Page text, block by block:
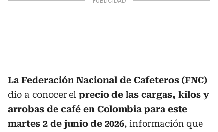
La Federación Nacional de Cafeteros (FNC)
dio a conocer el precio de las cargas, kilos y
arrobas de café en Colombia para este
martes 2 de junio de 2026, información que